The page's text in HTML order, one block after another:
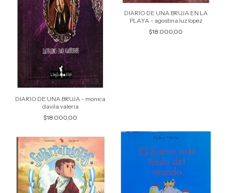
DIARIO DE UNA BRUJA - monica
davila valeria
$18.000,00
DIARIO DE UNA BRUJA EN LA
PLAYA - agostina luz lopez
$18.000,00